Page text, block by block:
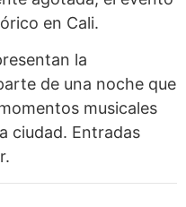
en Cali.
la
de una noche que
musicales
ciudad. Entradas